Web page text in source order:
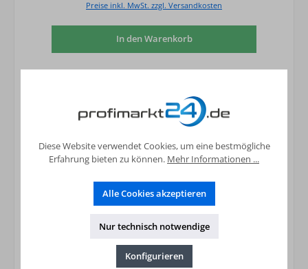
Preise inkl. MwSt. zzgl. Versandkosten
In den Warenkorb
Diese Website verwendet Cookies, um eine bestmögliche
Erfahrung bieten zu können. Mehr Informationen ...
Alle Cookies akzeptieren
Nur technisch notwendige
Konfigurieren